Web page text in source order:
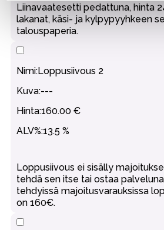
Liinavaatesetti pedattuna, hinta
lakanat, käsi- ja kylpypyyhkeen
talouspaperia.
Loppusiivous 2
---
160.00 €
13.5 %
Loppusiivous ei sisälly
tehdä sen itse tai ostaa
tehdyissä majoitusvarauksissa
on 160€.